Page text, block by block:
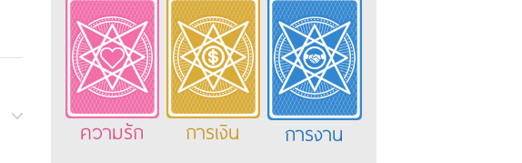
ความรัก การเงิน การงาน